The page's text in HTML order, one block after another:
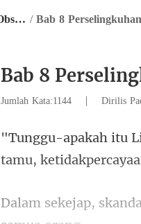
Dulu Istri Bodoh, Sekarang Obsesi Abadi / Bab 8
Bab 8
Jumlah Kata:1144 | Dirilis
tamu